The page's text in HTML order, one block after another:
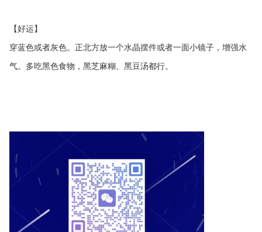
【好运】
穿蓝色或者灰色。正北方放一个水晶摆件或者一面小镜子，增强水
气。多吃黑色食物，黑芝麻糊、黑豆汤都行。